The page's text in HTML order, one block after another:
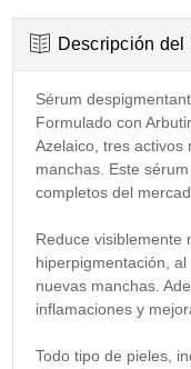
Descripción del
Sérum
Formulado con
Azelaico, tres activos
manchas. Este
completos del
Reduce visiblemente
hiperpigmentación,
nuevas manchas.
inflamaciones y
Todo tipo de pieles,